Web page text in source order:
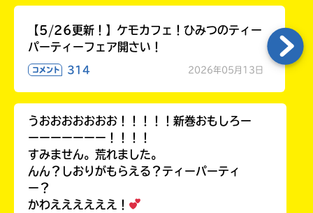
【5/26更新！】ケモカフェ！ひみつのティー
パーティーフェア開さい！
コメント 314 2026年05月13日
うおおおおおおお！！！！！新巻おもしろー
ーーーーーーー！！！！
すみません。荒れました。
んん？しおりがもらえる？ティーパーティ
ー？
かわええええええ！